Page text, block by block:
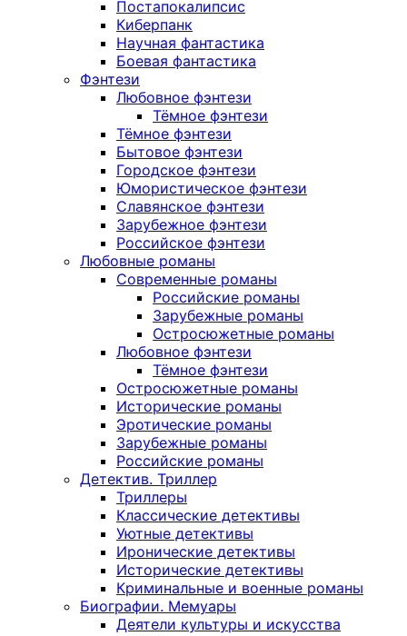
Постапокалипсис
Киберпанк
Научная фантастика
Боевая фантастика
Фэнтези
Любовное фэнтези
Тёмное фэнтези
Тёмное фэнтези
Бытовое фэнтези
Городское фэнтези
Юмористическое фэнтези
Славянское фэнтези
Зарубежное фэнтези
Российское фэнтези
Любовные романы
Современные романы
Российские романы
Зарубежные романы
Остросюжетные романы
Любовное фэнтези
Тёмное фэнтези
Остросюжетные романы
Исторические романы
Эротические романы
Зарубежные романы
Российские романы
Детектив. Триллер
Триллеры
Классические детективы
Уютные детективы
Иронические детективы
Исторические детективы
Криминальные и военные романы
Биографии. Мемуары
Деятели культуры и искусства